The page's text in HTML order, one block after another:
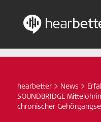
Skip
hearbetter > News >
SOUNDBRIDGE
chronischer